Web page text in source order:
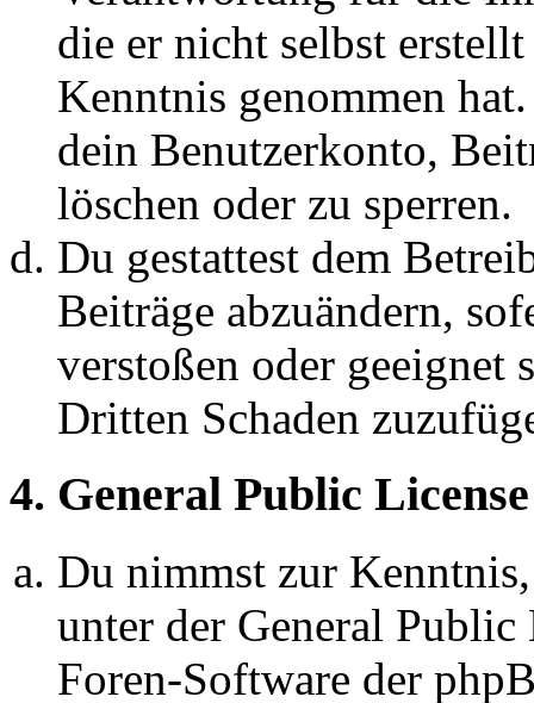
die er nicht selbst
Kenntnis genommen
dein Benutzerkonto,
löschen oder zu sperren.
Du gestattest dem
Beiträge abzuändern,
verstoßen oder geeignet
Dritten Schaden
4. General Public License
Du nimmst zur
unter der General
Foren-Software der